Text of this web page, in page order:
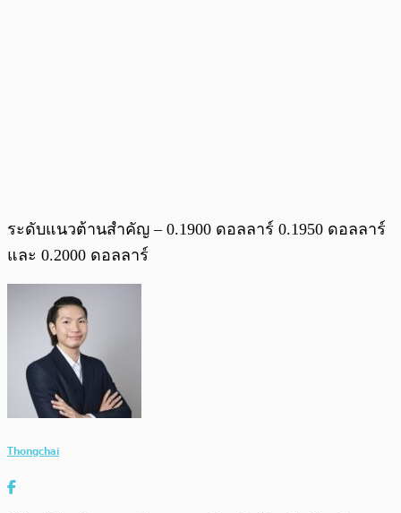
ระดับแนวต้านสำคัญ – 0.1900 ดอลลาร์ 0.1950 ดอลลาร์
และ 0.2000 ดอลลาร์
Thongchai